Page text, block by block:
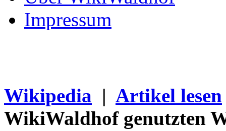
Impressum
Wikipedia | Artikel lesen
WikiWaldhof genutzten